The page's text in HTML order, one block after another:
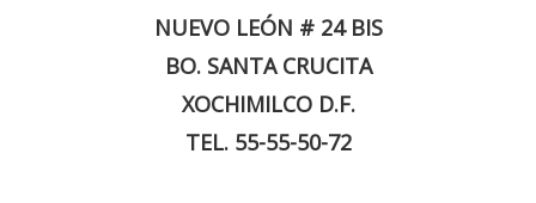
NUEVO LEÓN # 24 BIS
BO. SANTA CRUCITA
XOCHIMILCO D.F.
TEL. 55-55-50-72